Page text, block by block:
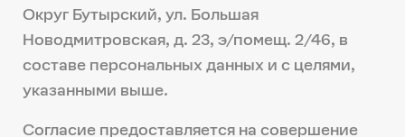
Округ Бутырский, ул. Большая
Новодмитровская, д. 23, э/помещ. 2/46, в
составе персональных данных и с целями,
указанными выше.
Согласие предоставляется на совершение